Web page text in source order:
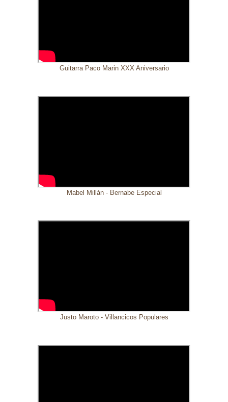
Guitarra Paco Marin XXX Aniversario
Mabel Millán - Bernabe Especial
Justo Maroto - Villancicos Populares